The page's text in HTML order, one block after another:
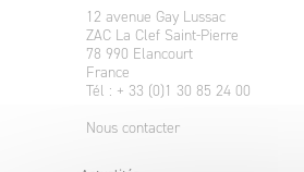
12 avenue Gay Lussac
ZAC La Clef Saint-Pierre
78 990 Elancourt
France
Tél : + 33 (0)1 30 85 24 00
Nous contacter